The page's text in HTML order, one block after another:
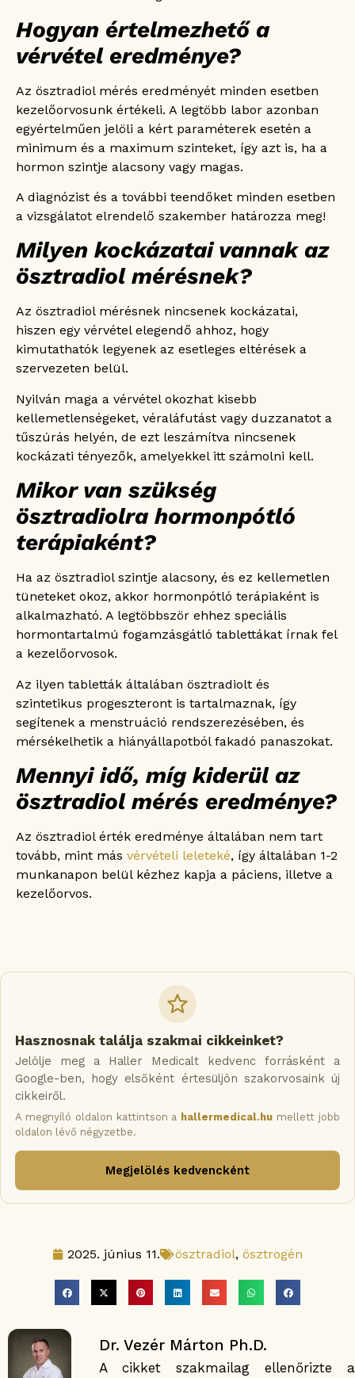
Hogyan értelmezhető a
vérvétel eredménye?
Az ösztradiol mérés eredményét minden esetben
kezelőorvosunk értékeli. A legtöbb labor azonban
egyértelműen jelöli a kért paraméterek esetén a
minimum és a maximum szinteket, így azt is, ha a
hormon szintje alacsony vagy magas.
A diagnózist és a további teendőket minden esetben
a vizsgálatot elrendelő szakember határozza meg!
Milyen kockázatai vannak az
ösztradiol mérésnek?
Az ösztradiol mérésnek nincsenek kockázatai,
hiszen egy vérvétel elegendő ahhoz, hogy
kimutathatók legyenek az esetleges eltérések a
szervezeten belül.
Nyilván maga a vérvétel okozhat kisebb
kellemetlenségeket, véraláfutást vagy duzzanatot a
tűszúrás helyén, de ezt leszámítva nincsenek
kockázati tényezők, amelyekkel itt számolni kell.
Mikor van szükség
ösztradiolra hormonpótló
terápiaként?
Ha az ösztradiol szintje alacsony, és ez kellemetlen
tüneteket okoz, akkor hormonpótló terápiaként is
alkalmazható. A legtöbbször ehhez speciális
hormontartalmú fogamzásgátló tablettákat írnak fel
a kezelőorvosok.
Az ilyen tabletták általában ösztradiolt és
szintetikus progeszteront is tartalmaznak, így
segítenek a menstruáció rendszerezésében, és
mérsékelhetik a hiányállapotból fakadó panaszokat.
Mennyi idő, míg kiderül az
ösztradiol mérés eredménye?
Az ösztradiol érték eredménye általában nem tart
tovább, mint más vérvételi leleteké, így általában 1-2
munkanapon belül kézhez kapja a páciens, illetve a
kezelőorvos.
Hasznosnak találja szakmai cikkeinket?
Jelölje meg a Haller Medicalt kedvenc forrásként a
Google-ben, hogy elsőként értesüljön szakorvosaink új
cikkeiről.
A megnyíló oldalon kattintson a hallermedical.hu mellett jobb
oldalon lévő négyzetbe.
Megjelölés kedvencként
2025. június 11. ösztradiol, ösztrogén
Dr. Vezér Márton Ph.D.
A cikket szakmailag ellenőrizte a